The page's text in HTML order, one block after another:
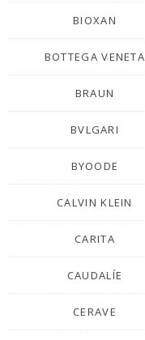
BIOXAN
BOTTEGA VENETA
BRAUN
BVLGARI
BYOODE
CALVIN KLEIN
CARITA
CAUDALÍE
CERAVE